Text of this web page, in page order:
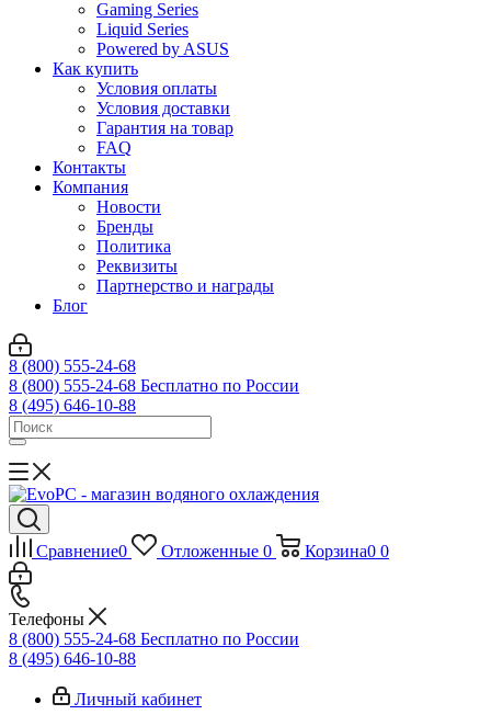
Gaming Series
Liquid Series
Powered by ASUS
Как купить
Условия оплаты
Условия доставки
Гарантия на товар
FAQ
Контакты
Компания
Новости
Бренды
Политика
Реквизиты
Партнерство и награды
Блог
8 (800) 555-24-68
8 (800) 555-24-68 Бесплатно по России
8 (495) 646-10-88
Сравнение0 Отложенные 0 Корзина0 0
Телефоны
8 (800) 555-24-68 Бесплатно по России
8 (495) 646-10-88
Личный кабинет